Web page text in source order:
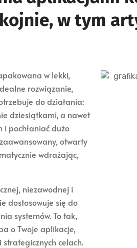
w tym
w lekki,
rozwiązanie,
do działania:
dziesiątkami, a nawet
i pochłaniać dużo
otwarty
wdrażając,
niezawodnej i
dostosowuje się do
systemów. To tak,
o Twoje aplikacje,
strategicznych celach.